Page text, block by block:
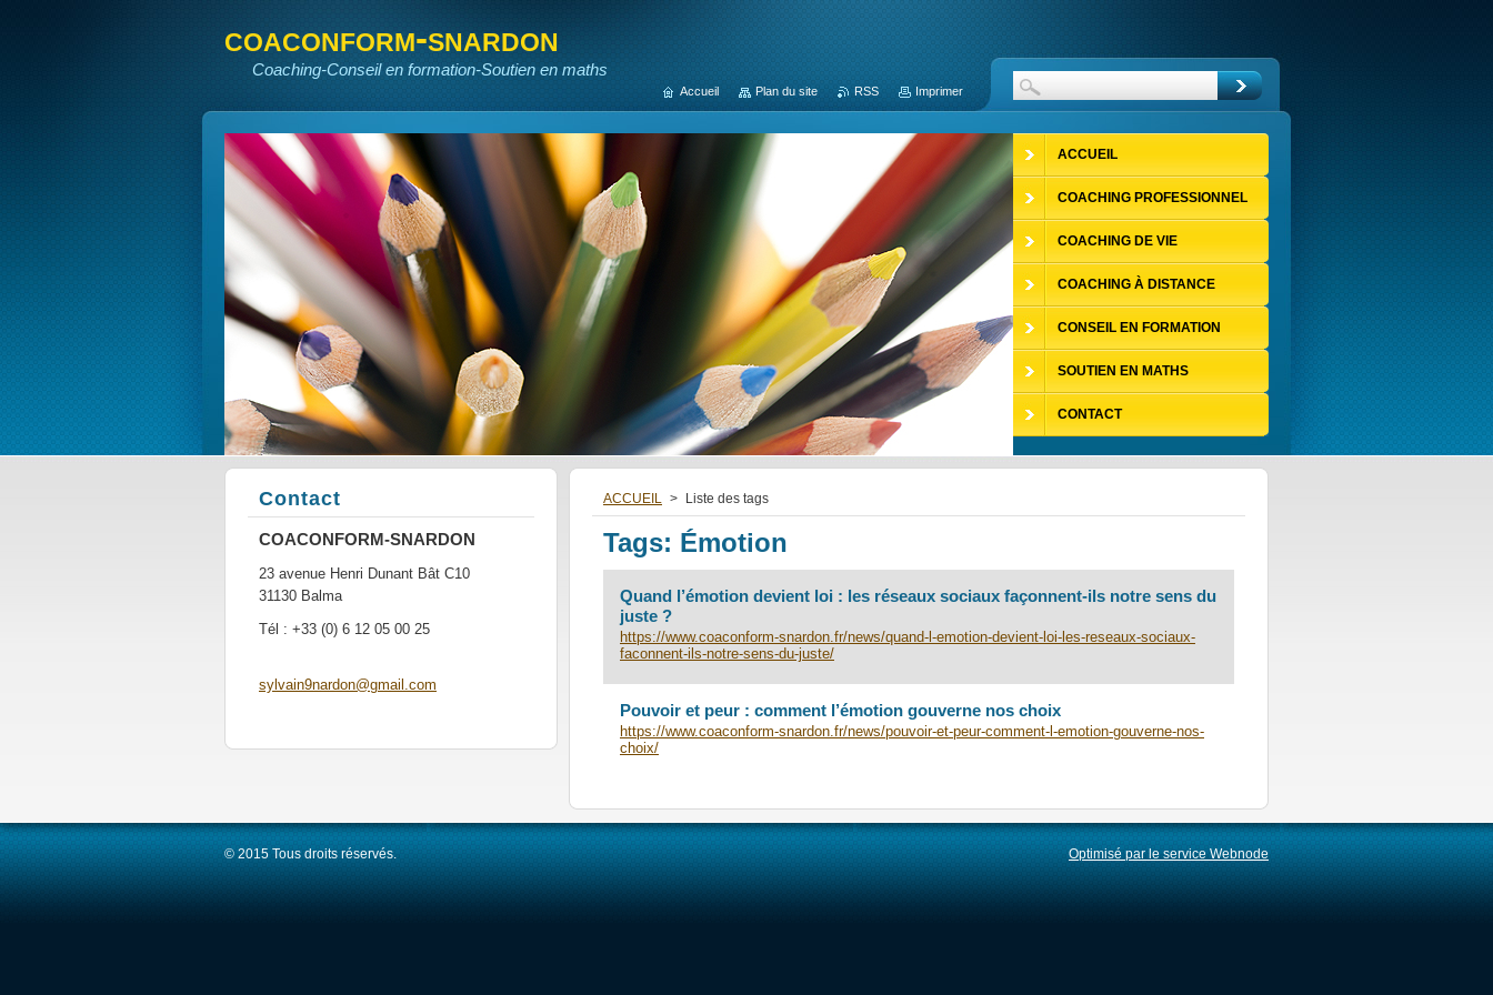
coaconform-snardon
Coaching-Conseil en formation-Soutien en maths
ACCUEIL > Liste des tags
Tags: Émotion
Quand l’émotion devient loi : les réseaux sociaux façonnent-ils notre sens du
juste ?
https://www.coaconform-snardon.fr/news/quand-l-emotion-devient-loi-les-reseaux-sociaux-
faconnent-ils-notre-sens-du-juste/
Pouvoir et peur : comment l’émotion gouverne nos choix
https://www.coaconform-snardon.fr/news/pouvoir-et-peur-comment-l-emotion-gouverne-nos-
choix/
Contact
COACONFORM-SNARDON
23 avenue Henri Dunant Bât C10
31130 Balma
Tél : +33 (0) 6 12 05 00 25
sylvain9nardon@gmail.com
ACCUEIL
COACHING PROFESSIONNEL
COACHING DE VIE
COACHING À DISTANCE
CONSEIL EN FORMATION
SOUTIEN EN MATHS
CONTACT
Accueil Plan du site RSS Imprimer
© 2015 Tous droits réservés. Optimisé par le service Webnode